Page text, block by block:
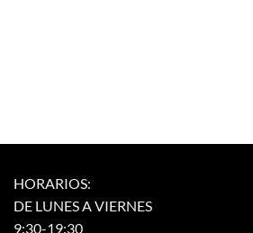
HORARIOS:
DE LUNES A VIERNES
9:30-19:30